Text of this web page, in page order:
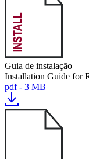
Guia de instalação
Installation Guide for
pdf - 3 MB